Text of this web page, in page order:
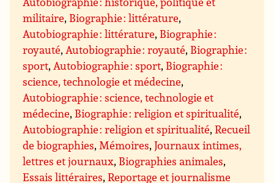
militaire, Biographie : littérature,
Autobiographie : littérature, Biographie :
royauté,Autobiographie : royauté, Biographie :
sport,Autobiographie : sport, Biographie :
science, technologie et médecine,
Autobiographie : science, technologie et
médecine, Biographie : religion et spiritualité,
Autobiographie : religion et spiritualité,Recueil
de biographies,Mémoires,Journaux intimes,
lettres et journaux, Biographies animales,
Essais littéraires,Reportage et journalisme